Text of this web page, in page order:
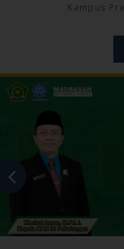
Kampus
MAN Insan Cendekia